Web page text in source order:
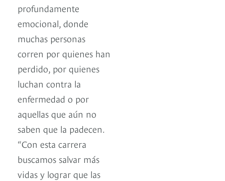
profundamente
emocional, donde
muchas personas
corren por quienes han
perdido, por quienes
luchan contra la
enfermedad o por
aquellas que aún no
saben que la padecen.
“Con esta carrera
buscamos salvar más
vidas y lograr que las